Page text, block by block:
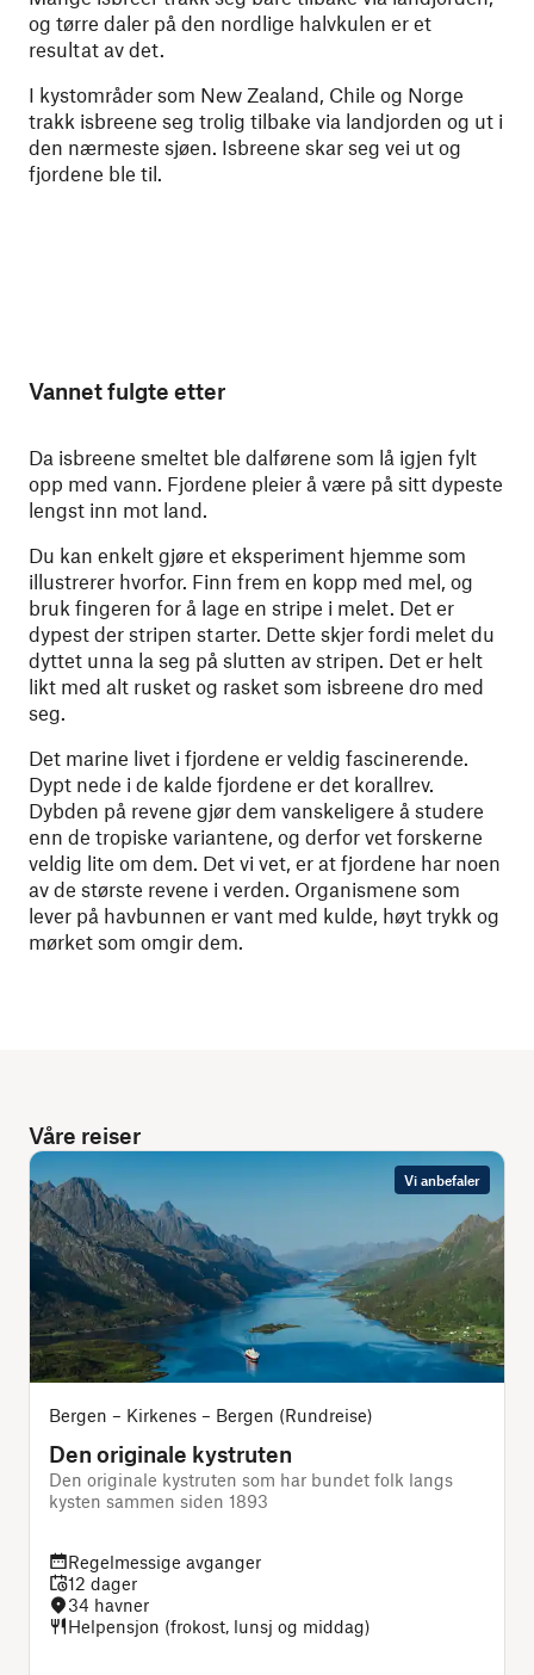
og tørre daler på den nordlige halvkulen er et
resultat av det.
I kystområder som New Zealand, Chile og Norge
trakk isbreene seg trolig tilbake via landjorden og ut i
den nærmeste sjøen. Isbreene skar seg vei ut og
fjordene ble til.
Vannet fulgte etter
Da isbreene smeltet ble dalførene som lå igjen fylt
opp med vann. Fjordene pleier å være på sitt dypeste
lengst inn mot land.
Du kan enkelt gjøre et eksperiment hjemme som
illustrerer hvorfor. Finn frem en kopp med mel, og
bruk fingeren for å lage en stripe i melet. Det er
dypest der stripen starter. Dette skjer fordi melet du
dyttet unna la seg på slutten av stripen. Det er helt
likt med alt rusket og rasket som isbreene dro med
seg.
Det marine livet i fjordene er veldig fascinerende.
Dypt nede i de kalde fjordene er det korallrev.
Dybden på revene gjør dem vanskeligere å studere
enn de tropiske variantene, og derfor vet forskerne
veldig lite om dem. Det vi vet, er at fjordene har noen
av de største revene i verden. Organismene som
lever på havbunnen er vant med kulde, høyt trykk og
mørket som omgir dem.
Våre reiser
Vi anbefaler
Bergen – Kirkenes – Bergen (Rundreise)
Den originale kystruten
Den originale kystruten som har bundet folk langs
kysten sammen siden 1893
Regelmessige avganger
12 dager
34 havner
Helpensjon (frokost, lunsj og middag)